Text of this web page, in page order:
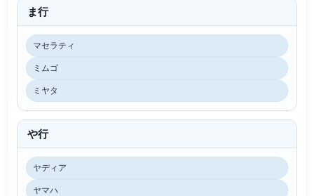
ま行
マセラティ
ミムゴ
ミヤタ
や行
ヤディア
ヤマハ